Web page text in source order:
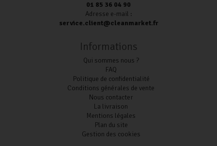
01 85 36 04 90
Adresse e-mail :
service.client@cleanmarket.fr
Informations
Qui sommes nous ?
FAQ
Politique de confidentialité
Conditions générales de vente
Nous contacter
La livraison
Mentions légales
Plan du site
Gestion des cookies